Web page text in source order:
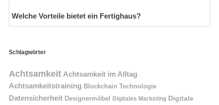
Welche Vorteile bietet ein Fertighaus?
Schlagwörter
Achtsamkeit Achtsamkeit im Alltag
Achtsamkeitstraining Blockchain Technologie
Datensicherheit Designermöbel Digitales Marketing Digitale